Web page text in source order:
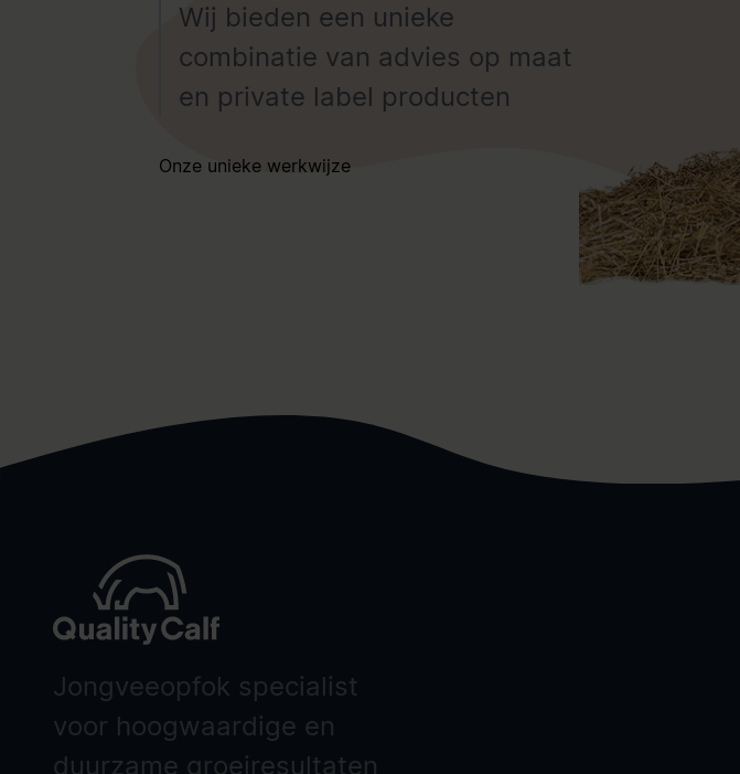
Wij bieden een unieke
combinatie van advies op maat
en private label producten
Onze unieke werkwijze
Jongveeopfok specialist
voor hoogwaardige en
duurzame groeiresultaten